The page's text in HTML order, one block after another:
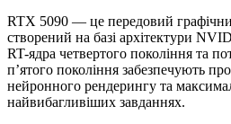
RTX 5090 — це передовий
створений на базі архітектури
RT-ядра четвертого покоління та
п’ятого покоління забезпечують
нейронного рендерингу та
найвибагливіших завданнях.